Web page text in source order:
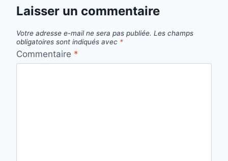
Laisser un commentaire
Votre adresse e-mail ne sera pas publiée. Les champs
obligatoires sont indiqués avec *
Commentaire *